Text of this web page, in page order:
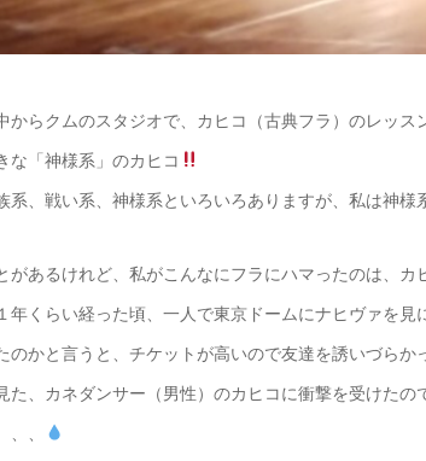
からクムのスタジオで、カヒコ（古典フラ）のレッス
な「神様系」のカヒコ
系、戦い系、神様系といろいろありますが、私は神様
があるけれど、私がこんなにフラにハマったのは、カ
年くらい経った頃、一人で東京ドームにナヒヴァを見
のかと言うと、チケットが高いので友達を誘いづらか
た、カネダンサー（男性）のカヒコに衝撃を受けたの
、